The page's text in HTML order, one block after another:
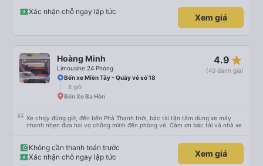
Xác nhận chỗ ngay lập tức
Xem giá
Hoàng Minh
Limousine 24 Phòng
4.9 star_rate
(43 đánh giá)
Bến xe Miền Tây - Quầy vé số 18
8 giờ
Bến Xe Ba Hòn
Xe chsjy đúng giờ, đến bến Phà Thạnh thới, bác tài tận tâm dùng xe máy
nhanh nhẹn đưa hai vợ chồng mình đến phòng vé. Cảm ơn bác tài và nhà xe
Không cần thanh toán trước
Xác nhận chỗ ngay lập tức
Xem giá